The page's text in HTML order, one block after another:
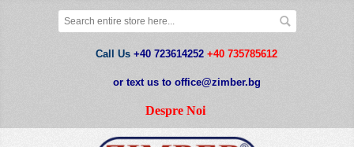
Call Us +40 723614252 +40 735785612
or text us to office@zimber.bg
Despre Noi